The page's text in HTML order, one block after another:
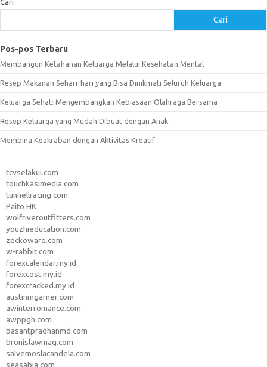
Cari
Pos-pos Terbaru
Membangun Ketahanan Keluarga Melalui Kesehatan Mental
Resep Makanan Sehari-hari yang Bisa Dinikmati Seluruh Keluarga
Keluarga Sehat: Mengembangkan Kebiasaan Olahraga Bersama
Resep Keluarga yang Mudah Dibuat dengan Anak
Membina Keakraban dengan Aktivitas Kreatif
tcvselakui.com
touchkasimedia.com
tunnellracing.com
Paito HK
wolfriveroutfitters.com
youzhieducation.com
zeckoware.com
w-rabbit.com
forexcalendar.my.id
forexcost.my.id
forexcracked.my.id
austinmgarner.com
awinterromance.com
awppgh.com
basantpradhanmd.com
bronislawmag.com
salvemoslacandela.com
seasabia.com